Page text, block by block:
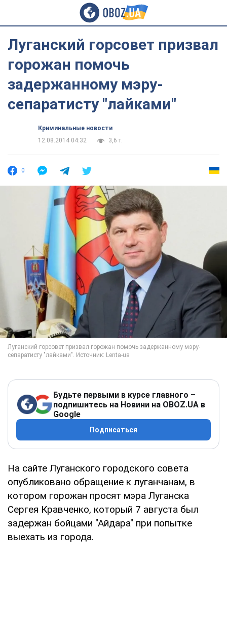
Луганский горсовет призвал
горожан помочь
задержанному мэру-
сепаратисту "лайками"
Криминальные новости
12.08.2014 04:32
3,6 т.
0
Будьте первыми в курсе главного –
подпишитесь на Новини на OBOZ.UA в
Google
Подписаться
На сайте Луганского городского совета
опубликовано обращение к луганчанам, в
котором горожан просят мэра Луганска
Сергея Кравченко, который 7 августа был
задержан бойцами "Айдара" при попытке
выехать из города.